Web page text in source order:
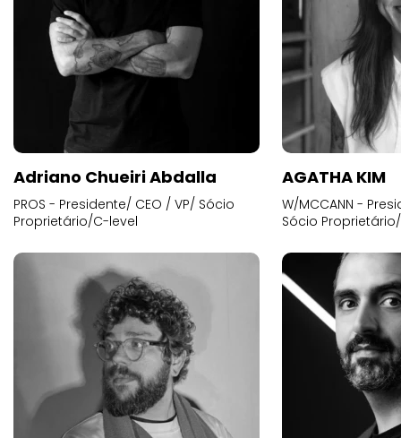
Adriano Chueiri Abdalla
PROS - Presidente/ CEO / VP/ Sócio
Proprietário/C-level
AGATHA KIM
W/MCCANN -
Sócio